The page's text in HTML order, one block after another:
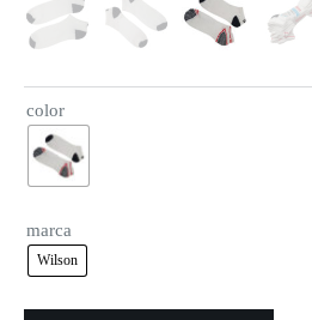
color
marca
Wilson